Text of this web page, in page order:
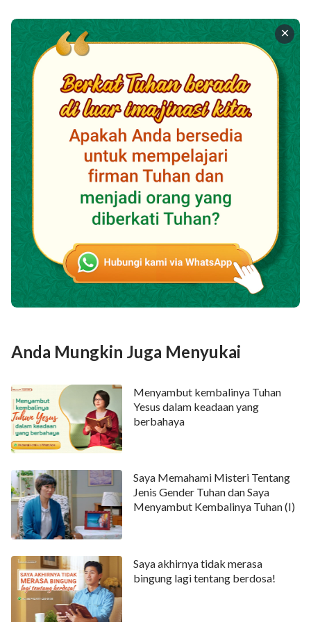
sudah mengampuni mereka, tetapi di dalam hati saya
merasa sangat marah. Bukan hanya itu, terkadang
saya melihat gadis cantik, saya juga memiliki pikiran
jahat, memiliki pikiran seperti ini juga sama artinya
melakukan dosa.
Setelah menyadari bahwa saya memiliki pikiran jahat
ini, saya merasa sangat menderita, karena Tuhan
Yesus pernah berkata: " Engkau harus mengasihi
Tuhan dengan segenap hatimu dan segenap jiwamu
dan dan segenap pikiranmu " (Markus 12:30)
Kehendak Tuhan adalah supaya saya mengasihi
Tuhan dengan segenap hati saya, dan melakukan
seperti yang Tuhan ajarkan, bukan hanya untuk
menjadi toleran dan sabar terhadap orang secara
kemarahan, kebencian,dan kejahatan. Hatiku sangat
bejat dan kotor, bagaimana saya dapat memuaskan
Tuhan? Terpikir kasih karunia Tuhan kepadaku, dan
saya masih tidak bisa membalas kasih Tuhan, saya
merasa sangat sedih dan kebingungan, kalau saya
terus seperti ini, dan ketika Tuhan datang, apakah
menyingkirkan pikiran jahat ini, saya membaca alkitab
dengan bersungguh-sungguh setiap hari,
merenungkan, merefleksikan diri saya setiap malam,
berdoa kepada Tuhan, berseru kepada Tuhan, dan
memohon kepada Tuhan untuk membawa saya keluar
dari segala dosa. Tapi kemudian, pikiran jahat saya
masih akan timbul ketika mengalami hal yang sama.
Anda Mungkin Juga Menyukai
Menyambut kembalinya Tuhan
Yesus dalam keadaan yang
berbahaya
Saya Memahami Misteri Tentang
Jenis Gender Tuhan dan Saya
Menyambut Kembalinya Tuhan (I)
Saya akhirnya tidak merasa
bingung lagi tentang berdosa!